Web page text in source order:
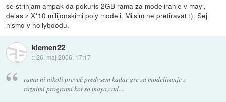
se strinjam ampak da pokuris 2GB rama za modeliranje v mayi,
delas z X*10 milijonskimi poly modeli. Milsim ne pretiravat :). Sej
nismo v hollyboodu.
klemen22
::26. maj 2006, 17:17
rama ni nikoli preveč predvsem kadar gre za modeliranje z
raznimi programi kot so maya,cad....